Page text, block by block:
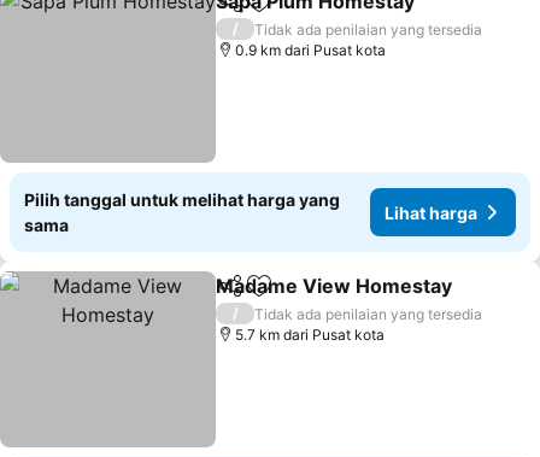
BagikanTambahkan ke favorit
/
Tidak ada penilaian yang tersedia
0.9 km dari Pusat kota
Pilih tanggal untuk melihat harga yang
sama
Lihat harga
BagikanTambahkan ke favorit
Madame View Homestay
/
Tidak ada penilaian yang tersedia
5.7 km dari Pusat kota